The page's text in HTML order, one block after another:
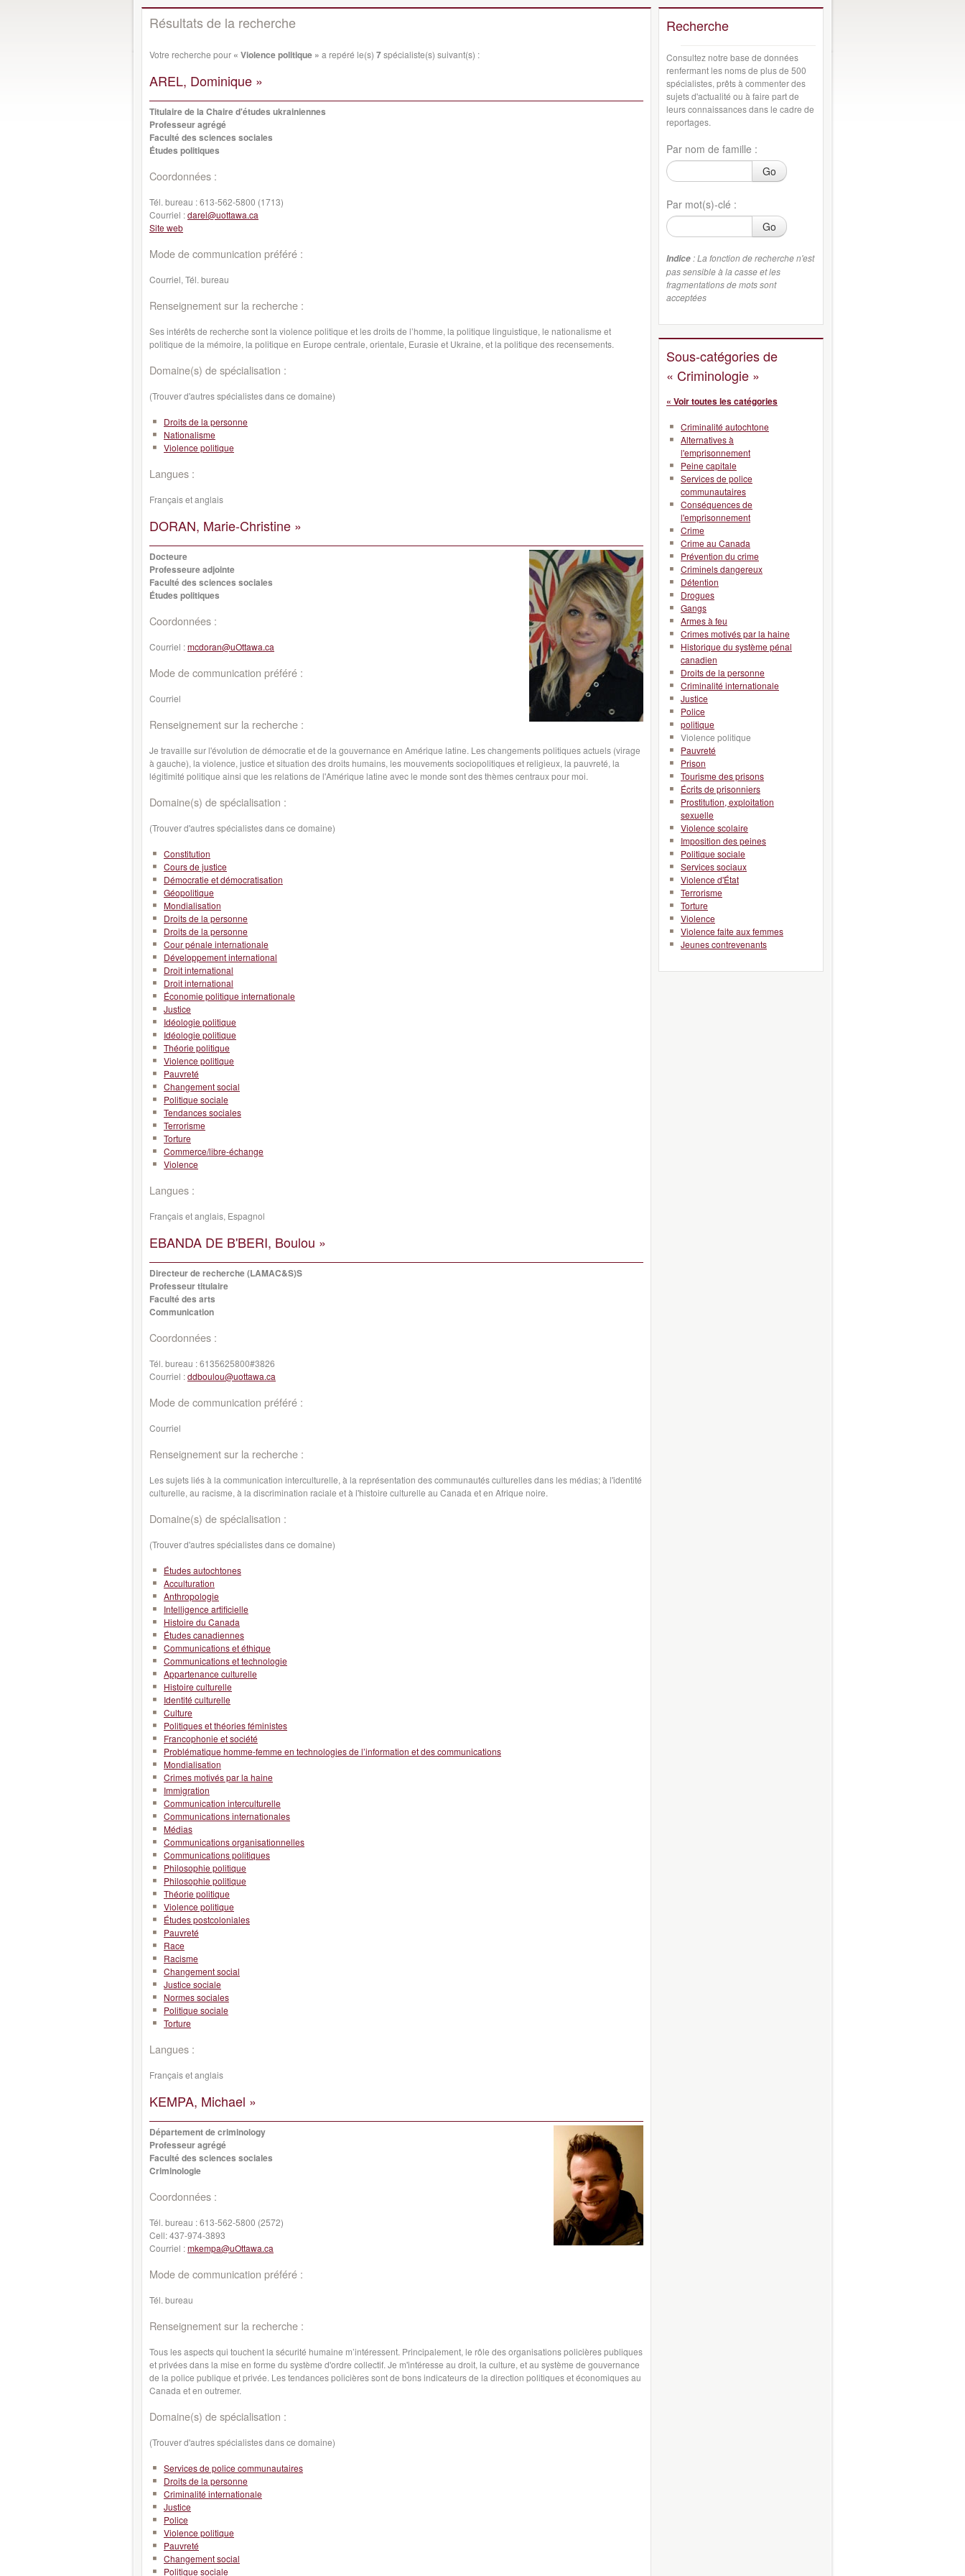
Résultats de la recherche
Votre recherche pour « Violence politique » a repéré le(s) 7spécialiste(s) suivant(s) :
AREL, Dominique »
Titulaire de la Chaire d'études ukrainiennes
Professeur agrégé
Faculté des sciences sociales
Études politiques
Coordonnées :
Tél. bureau :613-562-5800 (1713)
Courriel :darel@uottawa.ca
Site web
Mode de communication préféré :
Courriel, Tél. bureau
Renseignement sur la recherche :
Ses intérêts de recherche sont la violence politique et les droits de l’homme, la politique linguistique, le nationalisme et
politique de la mémoire, la politique en Europe centrale, orientale, Eurasie et Ukraine, et la politique des recensements.
Domaine(s) de spécialisation :
(Trouver d'autres spécialistes dans ce domaine)
Droits de la personne
Nationalisme
Violence politique
Langues :
Français et anglais
DORAN, Marie-Christine »
Docteure
Professeure adjointe
Faculté des sciences sociales
Études politiques
Coordonnées :
Courriel :mcdoran@uOttawa.ca
Mode de communication préféré :
Courriel
Renseignement sur la recherche :
Je travaille sur l'évolution de démocratie et de la gouvernance en Amérique latine. Les changements politiques actuels (virage
à gauche), la violence, justice et situation des droits humains, les mouvements sociopolitiques et religieux, la pauvreté, la
légitimité politique ainsi que les relations de l'Amérique latine avec le monde sont des thèmes centraux pour moi.
Domaine(s) de spécialisation :
(Trouver d'autres spécialistes dans ce domaine)
Constitution
Cours de justice
Démocratie et démocratisation
Géopolitique
Mondialisation
Droits de la personne
Droits de la personne
Cour pénale internationale
Développement international
Droit international
Droit international
Économie politique internationale
Justice
Idéologie politique
Idéologie politique
Théorie politique
Violence politique
Pauvreté
Changement social
Politique sociale
Tendances sociales
Terrorisme
Torture
Commerce/libre-échange
Violence
Langues :
Français et anglais, Espagnol
EBANDA DE B'BERI, Boulou »
Directeur de recherche (LAMAC&S)S
Professeur titulaire
Faculté des arts
Communication
Coordonnées :
Tél. bureau :6135625800#3826
Courriel :ddboulou@uottawa.ca
Mode de communication préféré :
Courriel
Renseignement sur la recherche :
Les sujets liés à la communication interculturelle, à la représentation des communautés culturelles dans les médias; à l'identité
culturelle, au racisme, à la discrimination raciale et à l'histoire culturelle au Canada et en Afrique noire.
Domaine(s) de spécialisation :
(Trouver d'autres spécialistes dans ce domaine)
Études autochtones
Acculturation
Anthropologie
Intelligence artificielle
Histoire du Canada
Études canadiennes
Communications et éthique
Communications et technologie
Appartenance culturelle
Histoire culturelle
Identité culturelle
Culture
Politiques et théories féministes
Francophonie et société
Problématique homme-femme en technologies de l’information et des communications
Mondialisation
Crimes motivés par la haine
Immigration
Communication interculturelle
Communications internationales
Médias
Communications organisationnelles
Communications politiques
Philosophie politique
Philosophie politique
Théorie politique
Violence politique
Études postcoloniales
Pauvreté
Race
Racisme
Changement social
Justice sociale
Normes sociales
Politique sociale
Torture
Langues :
Français et anglais
KEMPA, Michael »
Département de criminology
Professeur agrégé
Faculté des sciences sociales
Criminologie
Coordonnées :
Tél. bureau :613-562-5800 (2572)
Cell:437-974-3893
Courriel :mkempa@uOttawa.ca
Mode de communication préféré :
Tél. bureau
Renseignement sur la recherche :
Tous les aspects qui touchent la sécurité humaine m’intéressent. Principalement, le rôle des organisations policières publiques
et privées dans la mise en forme du système d'ordre collectif. Je m'intéresse au droit, la culture, et au système de gouvernance
de la police publique et privée. Les tendances policières sont de bons indicateurs de la direction politiques et économiques au
Canada et en outremer.
Domaine(s) de spécialisation :
(Trouver d'autres spécialistes dans ce domaine)
Services de police communautaires
Droits de la personne
Criminalité internationale
Justice
Police
Violence politique
Pauvreté
Changement social
Politique sociale
Recherche
Consultez notre base de données
renfermant les noms de plus de 500
spécialistes, prêts à commenter des
sujets d'actualité ou à faire part de
leurs connaissances dans le cadre de
reportages.
Par nom de famille :
Go
Par mot(s)-clé :
Go
Indice : La fonction de recherche n'est
pas sensible à la casse et les
fragmentations de mots sont
acceptées
Sous-catégories de
« Criminologie »
« Voir toutes les catégories
Criminalité autochtone
Alternatives à
l'emprisonnement
Peine capitale
Services de police
communautaires
Conséquences de
l'emprisonnement
Crime
Crime au Canada
Prévention du crime
Criminels dangereux
Détention
Drogues
Gangs
Armes à feu
Crimes motivés par la haine
Historique du système pénal
canadien
Droits de la personne
Criminalité internationale
Justice
Police
politique
Violence politique
Pauvreté
Prison
Tourisme des prisons
Écrits de prisonniers
Prostitution, exploitation
sexuelle
Violence scolaire
Imposition des peines
Politique sociale
Services sociaux
Violence d'État
Terrorisme
Torture
Violence
Violence faite aux femmes
Jeunes contrevenants